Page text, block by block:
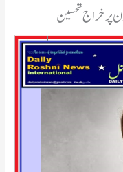
پر خراج تحسین